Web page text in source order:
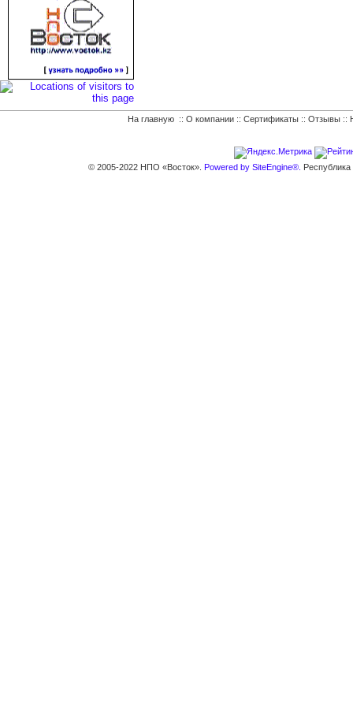
На главную :: О компании :: Сертификаты :: Отзывы ::
© 2005-2022 НПО «Восток». Powered by SiteEngine®.